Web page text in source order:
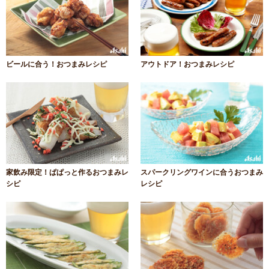
ビールに合う！おつまみレシピ アウトドア！おつまみレシピ
家飲み限定！ぱぱっと作るおつまみレ
シピ
スパークリングワインに合うおつまみ
レシピ